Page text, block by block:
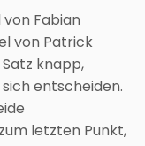
Fabian
von Patrick
knapp,
entscheiden.
letzten Punkt,